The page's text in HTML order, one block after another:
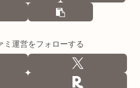
ミ運営をフォローする